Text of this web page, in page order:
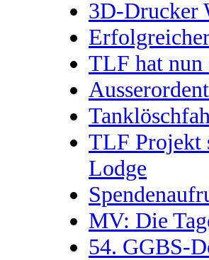
3D-Drucker
TLF hat nun
TLF Projekt
Lodge
MV: Die
54. GGBS-